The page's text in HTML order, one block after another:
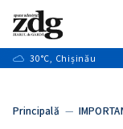
+9
Caută
30°C, Chișinău
Principală —